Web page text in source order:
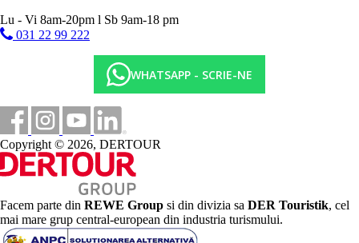
Masa
BB - mic dejun tip bufet.
Demipensiune (DP) – mic dejun tip bufet si cina/servite.
Bauturile cu cina sunt contra cost.
Categoria oficiala
Site web
https://mileahotel.hotelbrain.com/
Distanţe
55 km
Distanta de cel mai apropiat aeroport
Lu - Vi 8am-20pm l Sb 9am-18 pm
031 22 99 222
WHATSAPP - SCRIE-NE
Copyright © 2026, DERTOUR
Facem parte din REWE Group si din divizia sa DER Touristik, cel
mai mare grup central-european din industria turismului.